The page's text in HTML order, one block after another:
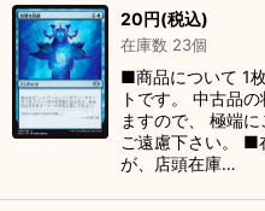
20円(税込)
在庫数 23個
■商品について 1
トです。 中古品
ますので、 極端
ご遠慮下さい。 ■
が、店頭在庫…